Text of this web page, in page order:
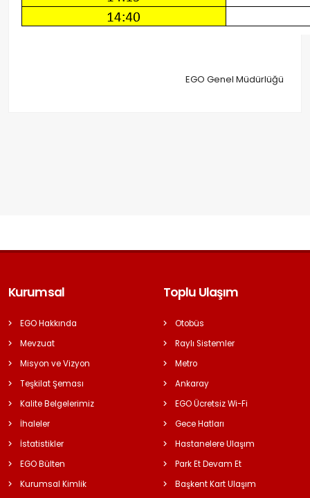
EGO Genel Müdürlüğü
Kurumsal
EGO Hakkında
Mevzuat
Misyon ve Vizyon
Teşkilat Şeması
Kalite Belgelerimiz
İhaleler
İstatistikler
EGO Bülten
Kurumsal Kimlik
Toplu Ulaşım
Otobüs
Raylı Sistemler
Metro
Ankaray
EGO Ücretsiz Wi-Fi
Gece Hatları
Hastanelere Ulaşım
Park Et Devam Et
Başkent Kart Ulaşım